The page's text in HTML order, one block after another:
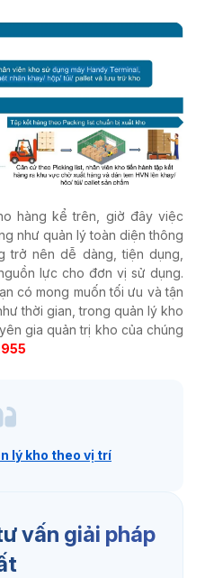
hàng kể trên, giờ đây việc
như quản lý toàn diện thông
trở nên dễ dàng, tiện dụng,
lực cho đơn vị sử dụng.
có mong muốn tối ưu và tận
thời gian, trong quản lý kho
gia quản trị kho của chúng
lý kho theo vị trí
vấn giải pháp